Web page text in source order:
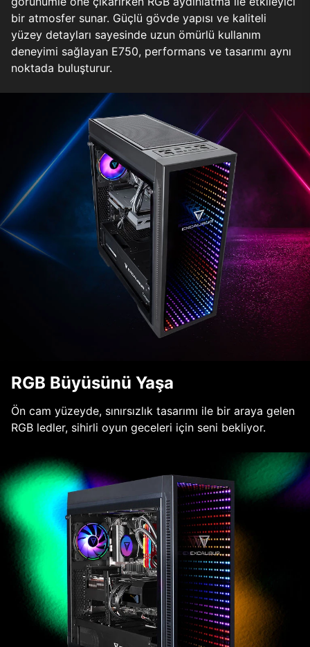
bir atmosfer sunar. Güçlü gövde yapısı ve kaliteli
yüzey detayları sayesinde uzun ömürlü kullanım
deneyimi sağlayan E750, performans ve tasarımı aynı
noktada buluşturur.
RGB Büyüsünü Yaşa
Ön cam yüzeyde, sınırsızlık tasarımı ile bir araya gelen
RGB ledler, sihirli oyun geceleri için seni bekliyor.